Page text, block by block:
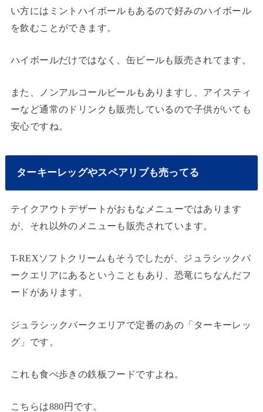
い方にはミントハイボールもあるので好みのハイボール
を飲むことができます。
ハイボールだけではなく、缶ビールも販売されてます。
また、ノンアルコールビールもありますし、アイスティ
ーなど通常のドリンクも販売しているので子供がいても
安心ですね。
ターキーレッグやスペアリブも売ってる
テイクアウトデザートがおもなメニューではあります
が、それ以外のメニューも販売されています。
T-REXソフトクリームもそうでしたが、ジュラシックパ
ークエリアにあるということもあり、恐竜にちなんだフ
ードがあります。
ジュラシックパークエリアで定番のあの「ターキーレッ
グ」です。
これも食べ歩きの鉄板フードですよね。
こちらは880円です。